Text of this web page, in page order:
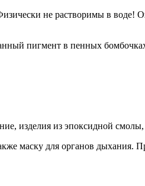
не растворимы в воде!
пигмент в пенных
изделия из эпоксидной
маску для органов дыхания.